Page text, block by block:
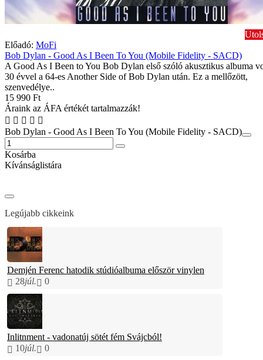
Előadó: MoFi
Bob Dylan - Good As I Been To You (Mobile Fidelity - SACD)
A Good As I Been to You Bob Dylan első szóló akusztikus albuma
30 évvel a 64-es Another Side of Bob Dylan után. Ez a mellőzött,
szenvedélye..
15 990 Ft
Áraink az ÁFA értékét tartalmazzák!
Bob Dylan - Good As I Been To You (Mobile Fidelity - SACD)
Kosárba
Kívánságlistára
Legújabb cikkeink
Demjén Ferenc hatodik stúdióalbuma először vinylen
28júl. 0
Inlitnment - vadonatúj sötét fém Svájcból!
10júl. 0